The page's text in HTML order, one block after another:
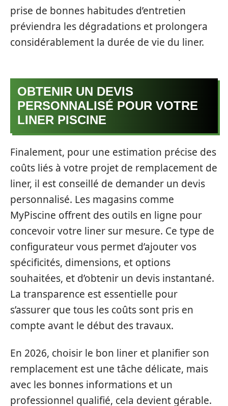
prise de bonnes habitudes d’entretien
préviendra les dégradations et prolongera
considérablement la durée de vie du liner.
OBTENIR UN DEVIS
PERSONNALISÉ POUR VOTRE
LINER PISCINE
Finalement, pour une estimation précise des
coûts liés à votre projet de remplacement de
liner, il est conseillé de demander un devis
personnalisé. Les magasins comme
MyPiscine offrent des outils en ligne pour
concevoir votre liner sur mesure. Ce type de
configurateur vous permet d’ajouter vos
spécificités, dimensions, et options
souhaitées, et d’obtenir un devis instantané.
La transparence est essentielle pour
s’assurer que tous les coûts sont pris en
compte avant le début des travaux.
En 2026, choisir le bon liner et planifier son
remplacement est une tâche délicate, mais
avec les bonnes informations et un
professionnel qualifié, cela devient gérable.